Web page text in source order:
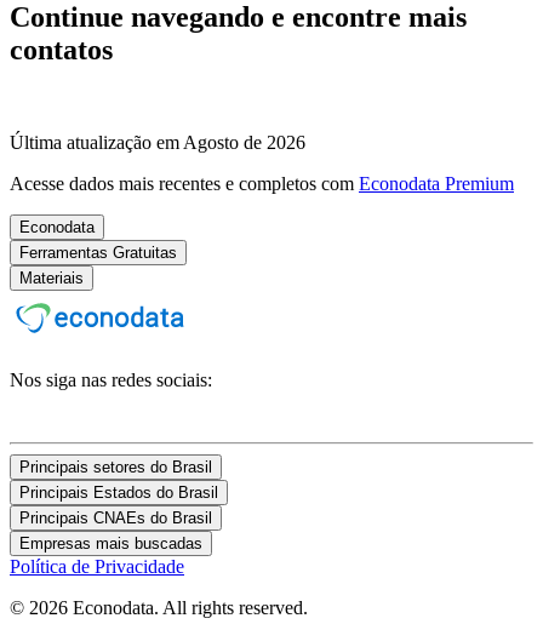
Continue navegando e encontre mais
contatos
Última atualização em Agosto de 2026
Acesse dados mais recentes e completos com Econodata Premium
Econodata
Ferramentas Gratuitas
Materiais
Nos siga nas redes sociais:
Principais setores do Brasil
Principais Estados do Brasil
Principais CNAEs do Brasil
Empresas mais buscadas
Política de Privacidade
© 2026 Econodata. All rights reserved.